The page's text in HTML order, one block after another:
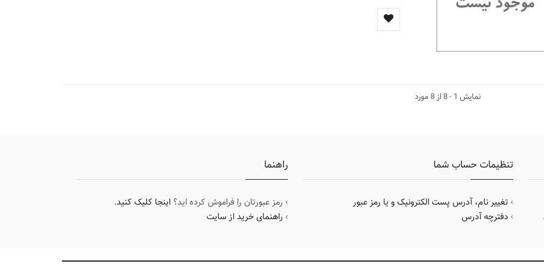
نمایش 1 - 8 از 8 مورد
تنظیمات حساب شما
› تغییر نام، آدرس پست الکترونیک و یا رمز عبور
› دفترچه آدرس
راهنما
› رمز عبورتان را فراموش کرده اید؟اینجا کلیک کنید.
› راهنمای خرید از سایت